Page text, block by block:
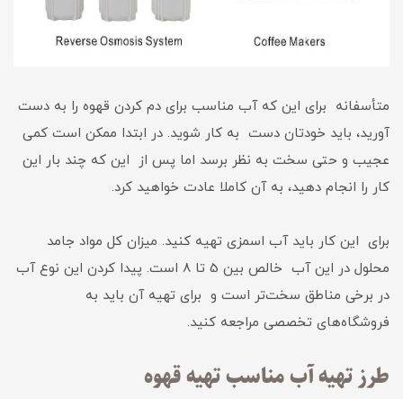
متأسفانه برای این که آب مناسب برای دم کردن قهوه را به دست
آورید، باید خودتان دست به کار شوید. در ابتدا ممکن است کمی
عجیب و حتی سخت به نظر برسد اما پس از این که چند بار این
کار را انجام دهید، به آن کاملا عادت خواهید کرد.
برای این کار باید آب اسمزی تهیه کنید. میزان کل مواد جامد
محلول در این آب خالص بین 5 تا 8 است. پیدا کردن این نوع آب
در برخی مناطق سخت‌تر است و برای تهیه آن باید به
فروشگاه‌های تخصصی مراجعه کنید.
طرز تهیه آب مناسب تهیه قهوه